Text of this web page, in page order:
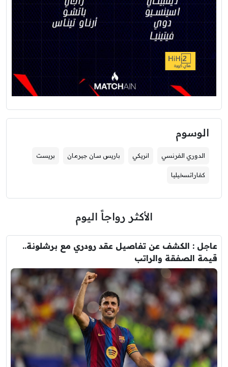
الوسوم
الدوري الفرنسي انريكي باريس سان جيرمان بريست
كفاراتسخيليا
الأكثر رواجاً اليوم
عاجل : الكشف عن تفاصيل عقد رودري مع برشلونة..
قيمة الصفقة والراتب